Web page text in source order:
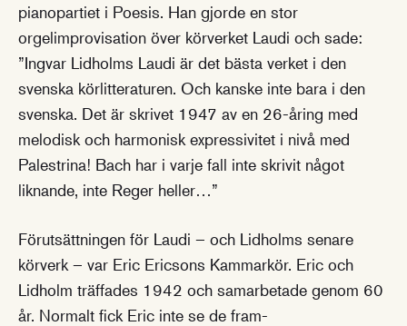
pianopartiet i Poesis. Han gjorde en stor
orgelimprovisation över körverket Laudi och sade:
”Ingvar Lidholms Laudi är det bästa verket i den
svenska körlitteraturen. Och kanske inte bara i den
svenska. Det är skrivet 1947 av en 26-åring med
melodisk och harmonisk expressivitet i nivå med
Palestrina! Bach har i varje fall inte skrivit något
liknande, inte Reger heller…”
Förutsättningen för Laudi – och Lidholms senare
körverk – var Eric Ericsons Kammarkör. Eric och
Lidholm träffades 1942 och samarbetade genom 60
år. Normalt fick Eric inte se de fram-